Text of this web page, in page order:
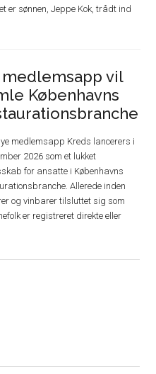
sønnen, Jeppe Kok, trådt ind
medlemsapp vil
Københavns
medlemsapp Kreds lancerers i
2026 som et lukket
for ansatte i Københavns
Allerede inden
og vinbarer tilsluttet sig som
er registreret direkte eller